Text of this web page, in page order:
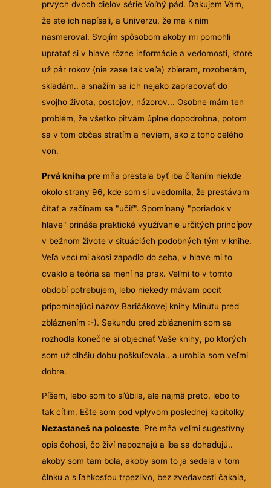
prvých dvoch dielov série Voľný pád. Ďakujem Vám,
že ste ich napísali, a Univerzu, že ma k nim
nasmeroval. Svojím spôsobom akoby mi pomohli
upratať si v hlave rôzne informácie a vedomosti, ktoré
už pár rokov (nie zase tak veľa) zbieram, rozoberám,
skladám.. a snažím sa ich nejako zapracovať do
svojho života, postojov, názorov... Osobne mám ten
problém, že všetko pitvám úplne dopodrobna, potom
sa v tom občas stratím a neviem, ako z toho celého
von.
Prvá kniha pre mňa prestala byť iba čítaním niekde
okolo strany 96, kde som si uvedomila, že prestávam
čítať a začínam sa "učiť". Spomínaný "poriadok v
hlave" prináša praktické využívanie určitých princípov
v bežnom živote v situáciách podobných tým v knihe.
Veľa vecí mi akosi zapadlo do seba, v hlave mi to
cvaklo a teória sa mení na prax. Veľmi to v tomto
období potrebujem, lebo niekedy mávam pocit
pripomínajúci názov Baričákovej knihy Minútu pred
zbláznením :-). Sekundu pred zbláznením som sa
rozhodla konečne si objednať Vaše knihy, po ktorých
som už dlhšiu dobu poškuľovala.. a urobila som veľmi
dobre.
Píšem, lebo som to sľúbila, ale najmä preto, lebo to
tak cítim. Ešte som pod vplyvom poslednej kapitolky
Nezastaneš na polceste. Pre mňa veľmi sugestívny
opis čohosi, čo živí nepoznajú a iba sa dohadujú..
akoby som tam bola, akoby som to ja sedela v tom
člnku a s ľahkosťou trpezlivo, bez zvedavosti čakala,